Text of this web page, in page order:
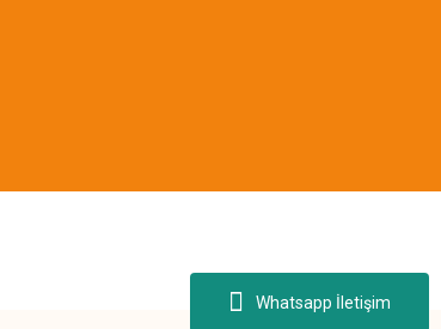
Whatsapp İletişim